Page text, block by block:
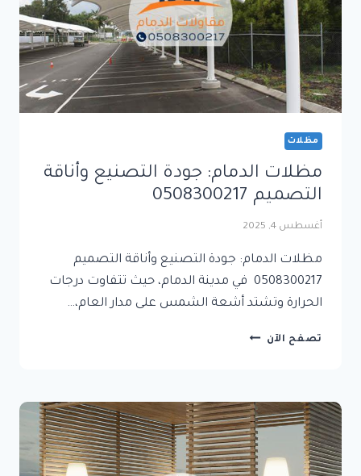
مظلات
مظلات الدمام: جودة التصنيع وأناقة
التصميم 0508300217
أغسطس 4, 2025
مظلات الدمام: جودة التصنيع وأناقة التصميم
0508300217 في مدينة الدمام، حيث تتفاوت درجات
الحرارة وتشتد أشعة الشمس على مدار العام،…
تصفح الآن مظلات
وأناقة
التصميم 0508300217